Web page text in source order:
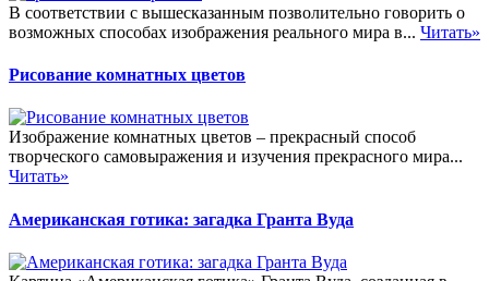
В соответствии с вышесказанным позволительно говорить о
возможных способах изображения реального мира в... Читать»
Рисование комнатных цветов
Изображение комнатных цветов – прекрасный способ
творческого самовыражения и изучения прекрасного мира...
Читать»
Американская готика: загадка Гранта Вуда